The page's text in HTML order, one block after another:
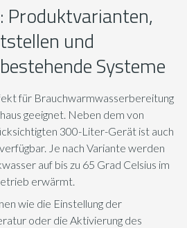
Produktvarianten,
und
Systeme
für Brauchwarmwasserbereitung
geeignet. Neben dem von
300-Liter-Gerät ist auch
Je nach Variante werden
auf bis zu 65 Grad Celsius im
erwärmt.
wie die Einstellung der
oder die Aktivierung des